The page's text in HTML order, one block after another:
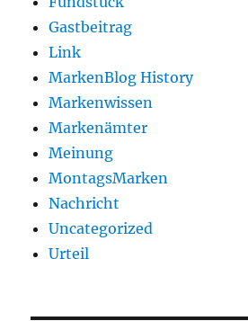
Gastbeitrag
Link
MarkenBlog History
Markenwissen
Markenämter
Meinung
MontagsMarken
Nachricht
Uncategorized
Urteil